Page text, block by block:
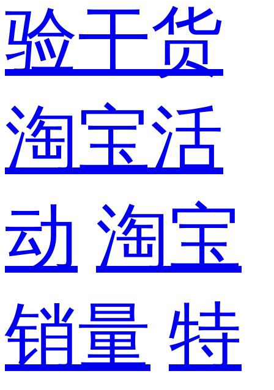
验干货
淘宝活
动 淘宝
销量 特